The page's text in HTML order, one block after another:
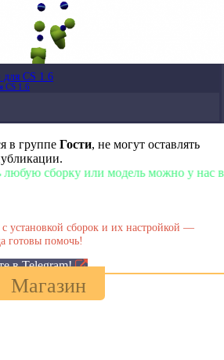
для CS 1.6
CS 1.6
в группе Гости, не могут оставлять
или модель можно у нас в
установкой сборок и их настройкой —
готовы помочь!
в Telegram!
Магазин